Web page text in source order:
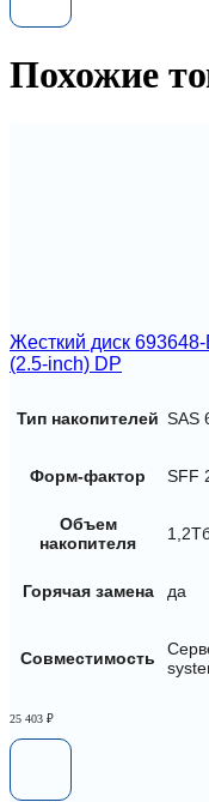
450GB
15k
FC
Похожие
Жесткий диск
(2.5-inch) DP
Тип накопителей SAS
Форм-фактор SFF
Объем
накопителя
Горячая замена да
Совместимость
25 403 ₽